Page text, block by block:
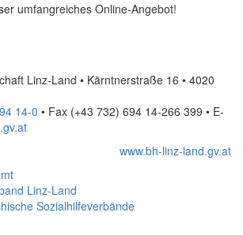
umfangreiches Online-Angebot!
Linz-Land • Kärntnerstraße 16 • 4020
14-0 • Fax (+43 732) 694 14-266 399 • E-
www.bh-linz-land.gv.at
Linz-Land
Sozialhilfeverbände